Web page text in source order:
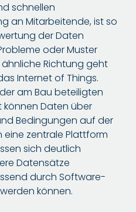
schnellen
an Mitarbeitende, ist so
der Daten
oder Muster
ähnliche Richtung geht
Internet of Things.
am Bau beteiligten
Daten über
Bedingungen auf der
eine zentrale Plattform
sich deutlich
Datensätze
durch Software-
können.